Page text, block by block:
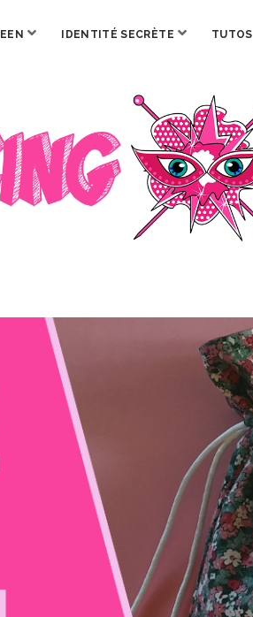
ouvrir IDENTITÉ SECRÈTE ouvrir
TUTOS